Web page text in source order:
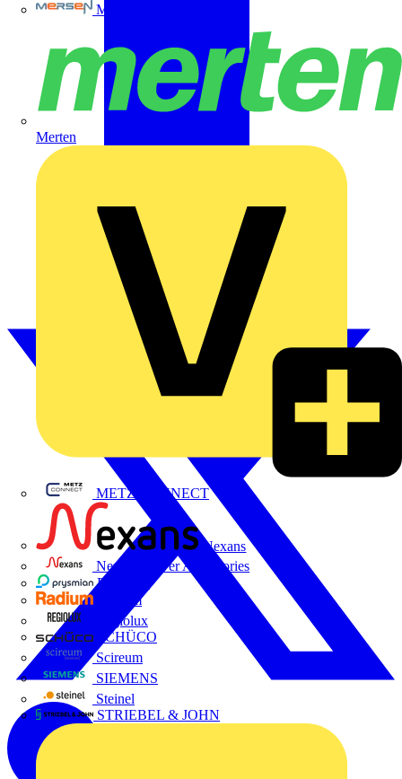
Mersen
Merten
METZ CONNECT
Nexans
Nexans Power Accessories
Prysmian
Radium
Regiolux
SCHÜCO
Scireum
SIEMENS
Steinel
STRIEBEL & JOHN